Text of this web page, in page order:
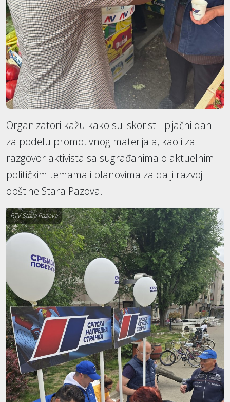
Organizatori kažu kako su iskoristili pijačni dan
za podelu promotivnog materijala, kao i za
razgovor aktivista sa sugrađanima o aktuelnim
političkim temama i planovima za dalji razvoj
opštine Stara Pazova.
RTV Stara Pazova